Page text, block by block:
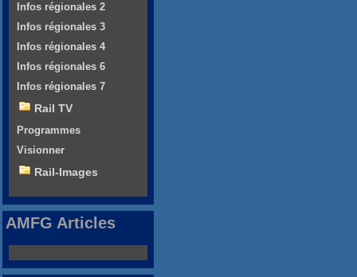
Infos régionales 2
Infos régionales 3
Infos régionales 4
Infos régionales 6
Infos régionales 7
Rail TV
Programmes
Visionner
Rail-Images
AMFG Articles